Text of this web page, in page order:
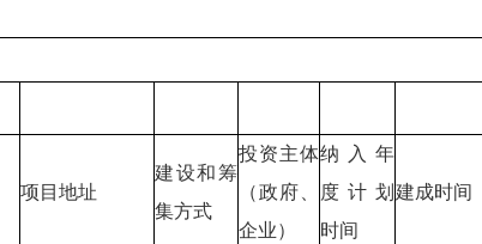
项目地址
建设和筹
集方式
投资主体
（政府、
企业）
纳入年
度计划
时间
建成时间